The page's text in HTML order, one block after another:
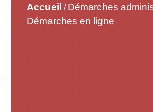
Accueil / Démarches
Démarches en ligne